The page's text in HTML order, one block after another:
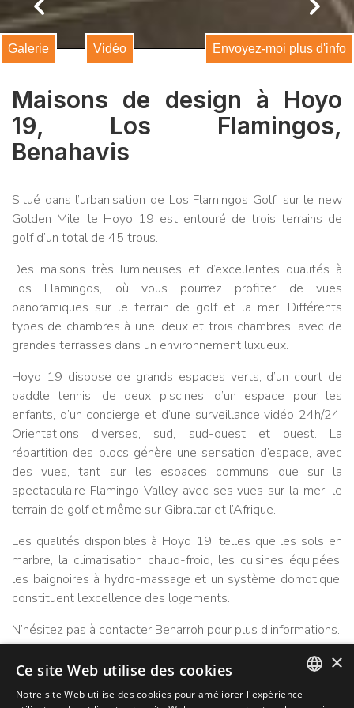
Vidéo
Galerie Envoyez-moi plus d'info
Maisons de design à Hoyo
19, Los Flamingos,
Benahavis
Situé dans l’urbanisation de Los Flamingos Golf, sur le new
Golden Mile, le Hoyo 19 est entouré de trois terrains de
golf d’un total de 45 trous.
Des maisons très lumineuses et d’excellentes qualités à
Los Flamingos, où vous pourrez profiter de vues
panoramiques sur le terrain de golf et la mer. Différents
types de chambres à une, deux et trois chambres, avec de
grandes terrasses dans un environnement luxueux.
Hoyo 19 dispose de grands espaces verts, d’un court de
paddle tennis, de deux piscines, d’un espace pour les
enfants, d’un concierge et d’une surveillance vidéo 24h/24.
Orientations diverses, sud, sud-ouest et ouest. La
répartition des blocs génère une sensation d’espace, avec
des vues, tant sur les espaces communs que sur la
spectaculaire Flamingo Valley avec ses vues sur la mer, le
terrain de golf et même sur Gibraltar et l’Afrique.
Les qualités disponibles à Hoyo 19, telles que les sols en
marbre, la climatisation chaud-froid, les cuisines équipées,
les baignoires à hydro-massage et un système domotique,
constituent l’excellence des logements.
N’hésitez pas à contacter Benarroh pour plus d’informations.
REFERENCE
208-01017P
construit
119m²
×
Ce site Web utilise des cookies
Notre site Web utilise des cookies pour améliorer l'expérience